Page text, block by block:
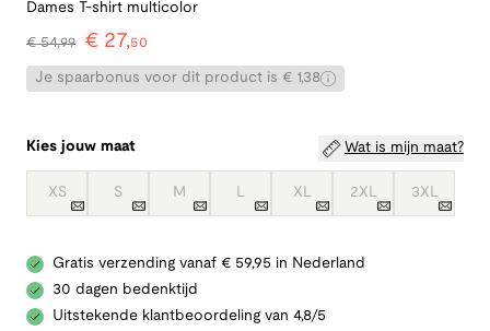
Dames T-shirt multicolor
€54,99 € 27,50
Je spaarbonus voor dit product is € 1,38
Kies jouw maat Wat is mijn maat?
XS S M L XL 2XL 3XL
Gratis verzending vanaf € 59,95 in Nederland
30 dagen bedenktijd
Uitstekende klantbeoordeling van 4,8/5